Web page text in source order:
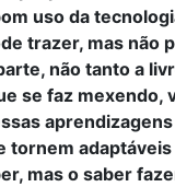
uso da
trazer, mas não
não tanto a
se faz mexendo,
tornem adaptáveis
mas o saber